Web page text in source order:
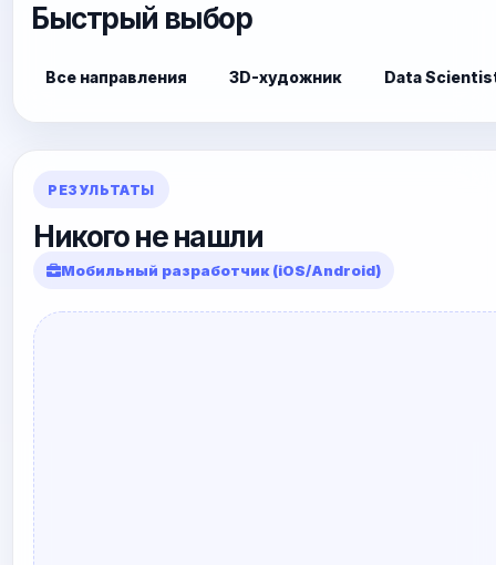
Быстрый выбор
Все направления 3D-художник Data
РЕЗУЛЬТАТЫ
Никого не нашли
Мобильный разработчик (iOS/Android)